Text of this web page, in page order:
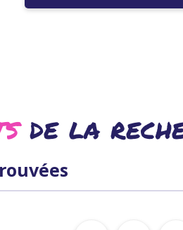
de la